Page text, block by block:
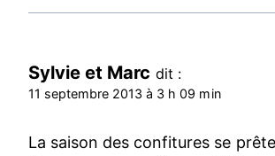
Sylvie et Marc dit :
11 septembre 2013 à 3 h 09 min
La saison des confitures se